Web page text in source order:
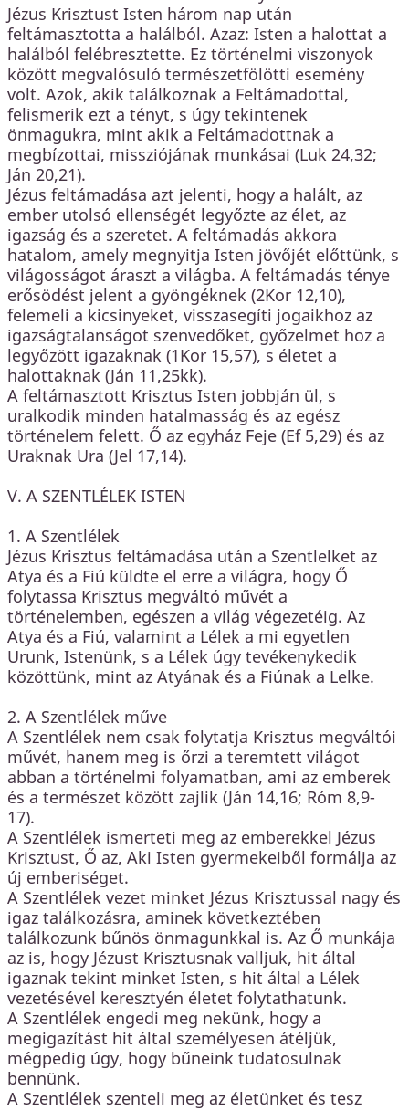
Jézus Krisztust Isten három nap után
feltámasztotta a halálból. Azaz: Isten a halottat a
halálból felébresztette. Ez történelmi viszonyok
között megvalósuló természetfölötti esemény
volt. Azok, akik találkoznak a Feltámadottal,
felismerik ezt a tényt, s úgy tekintenek
önmagukra, mint akik a Feltámadottnak a
megbízottai, missziójának munkásai (Luk 24,32;
Ján 20,21).
Jézus feltámadása azt jelenti, hogy a halált, az
ember utolsó ellenségét legyőzte az élet, az
igazság és a szeretet. A feltámadás akkora
hatalom, amely megnyitja Isten jövőjét előttünk, s
világosságot áraszt a világba. A feltámadás ténye
erősödést jelent a gyöngéknek (2Kor 12,10),
felemeli a kicsinyeket, visszasegíti jogaikhoz az
igazságtalanságot szenvedőket, győzelmet hoz a
legyőzött igazaknak (1Kor 15,57), s életet a
halottaknak (Ján 11,25kk).
A feltámasztott Krisztus Isten jobbján ül, s
uralkodik minden hatalmasság és az egész
történelem felett. Ő az egyház Feje (Ef 5,29) és az
Uraknak Ura (Jel 17,14).
V. A SZENTLÉLEK ISTEN
1. A Szentlélek
Jézus Krisztus feltámadása után a Szentlelket az
Atya és a Fiú küldte el erre a világra, hogy Ő
folytassa Krisztus megváltó művét a
történelemben, egészen a világ végezetéig. Az
Atya és a Fiú, valamint a Lélek a mi egyetlen
Urunk, Istenünk, s a Lélek úgy tevékenykedik
közöttünk, mint az Atyának és a Fiúnak a Lelke.
2. A Szentlélek műve
A Szentlélek nem csak folytatja Krisztus megváltói
művét, hanem meg is őrzi a teremtett világot
abban a történelmi folyamatban, ami az emberek
és a természet között zajlik (Ján 14,16; Róm 8,9-
17).
A Szentlélek ismerteti meg az emberekkel Jézus
Krisztust, Ő az, Aki Isten gyermekeiből formálja az
új emberiséget.
A Szentlélek vezet minket Jézus Krisztussal nagy és
igaz találkozásra, aminek következtében
találkozunk bűnös önmagunkkal is. Az Ő munkája
az is, hogy Jézust Krisztusnak valljuk, hit által
igaznak tekint minket Isten, s hit által a Lélek
vezetésével keresztyén életet folytathatunk.
A Szentlélek engedi meg nekünk, hogy a
megigazítást hit által személyesen átéljük,
mégpedig úgy, hogy bűneink tudatosulnak
bennünk.
A Szentlélek szenteli meg az életünket és tesz